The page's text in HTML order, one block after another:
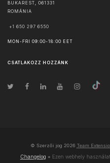
BUKAREST, 061331
ROMÁNIA
+1 650 297 6550
MON-FRI 09:00-18:00 EET
CSATLAKOZZ HOZZÁNK
© Szerzői jog 2026 Team
Changelog ● Ezen webhely